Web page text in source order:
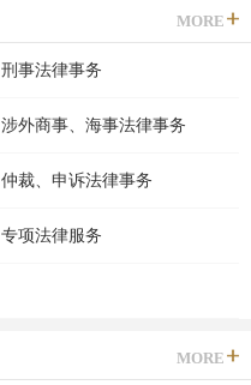
MORE
刑事法律事务
涉外商事、海事法律事务
仲裁、申诉法律事务
专项法律服务
MORE